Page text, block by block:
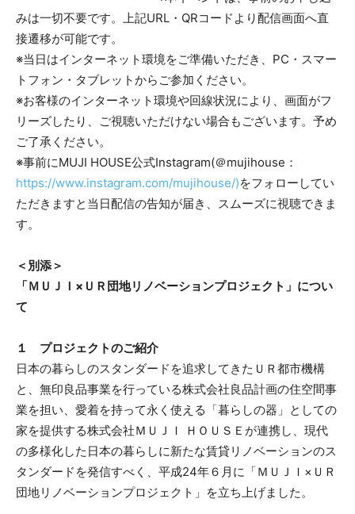
みは一切不要です。上記URL・QRコードより配信画面へ直
接遷移が可能です。
※当日はインターネット環境をご準備いただき、PC・スマー
トフォン・タブレットからご参加ください。
※お客様のインターネット環境や回線状況により、画面がフ
リーズしたり、ご視聴いただけない場合もございます。予め
ご了承ください。
※事前にMUJI HOUSE公式Instagram(＠mujihouse：
https://www.instagram.com/mujihouse/)をフォローしてい
ただきますと当日配信の告知が届き、スムーズに視聴できま
す。
＜別添＞
「ＭＵＪＩ×ＵＲ団地リノベーションプロジェクト」につい
て
１ プロジェクトのご紹介
日本の暮らしのスタンダードを追求してきたＵＲ都市機構
と、無印良品事業を行っている株式会社良品計画の住空間事
業を担い、愛着を持って永く使える「暮らしの器」としての
家を提供する株式会社ＭＵＪＩ ＨＯＵＳＥが連携し、現代
の多様化した日本の暮らしに新たな賃貸リノベーションのス
タンダードを発信すべく、平成24年６月に「ＭＵＪＩ×ＵＲ
団地リノベーションプロジェクト」を立ち上げました。